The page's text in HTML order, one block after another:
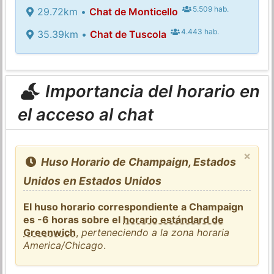
29.72km • Chat de Monticello 5.509 hab.
35.39km • Chat de Tuscola 4.443 hab.
Importancia del horario en
el acceso al chat
×
Huso Horario de Champaign, Estados
Unidos en Estados Unidos
El huso horario correspondiente a Champaign
es -6 horas sobre el horario estándard de
Greenwich,perteneciendo a la zona horaria
America/Chicago.